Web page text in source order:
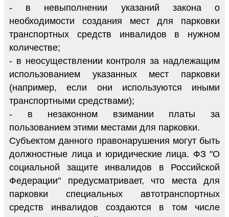
- в невыполнении указаний закона о
необходимости создания мест для парковки
транспортных средств инвалидов в нужном
количестве;
- в неосуществлении контроля за надлежащим
использованием указанных мест парковки
(например, если они используются иными
транспортными средствами);
- в незаконном взимании платы за
пользованием этими местами для парковки.
Субъектом данного правонарушения могут быть
должностные лица и юридические лица. ФЗ "О
социальной защите инвалидов в Российской
Федерации" предусматривает, что места для
парковки специальных автотранспортных
средств инвалидов создаются в том числе